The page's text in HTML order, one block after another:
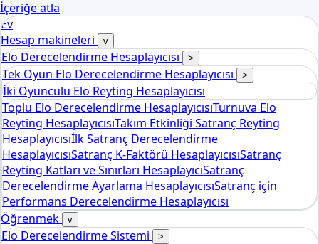
İçeriğe atla
Ev
Hesap makineleri
v
Elo Derecelendirme Hesaplayıcısı >
Tek Oyun Elo Derecelendirme Hesaplayıcısı >
İki Oyunculu Elo Reyting Hesaplayıcısı
Toplu Elo Derecelendirme HesaplayıcısıTurnuva Elo
Reyting HesaplayıcısıTakım Etkinliği Satranç Reyting
Hesaplayıcısıİlk Satranç Derecelendirme
HesaplayıcısıSatranç K-Faktörü HesaplayıcısıSatranç
Reyting Katları ve Sınırları HesaplayıcıSatranç
Derecelendirme Ayarlama HesaplayıcısıSatranç için
Performans Derecelendirme Hesaplayıcısı
Öğrenmek
v
Elo Derecelendirme Sistemi >